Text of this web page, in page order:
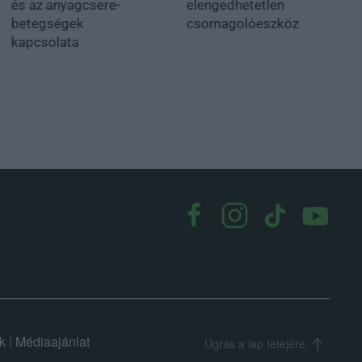
és az anyagcsere-
betegségek
kapcsolata
elengedhetetlen
csomagolóeszköz
| Médiaajánlat Ugrás a lap tetejére